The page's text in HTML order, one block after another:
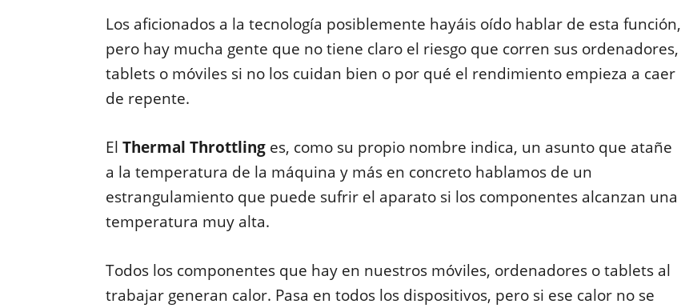
Los aficionados a la tecnología posiblemente hayáis oído hablar de esta función,
pero hay mucha gente que no tiene claro el riesgo que corren sus ordenadores,
tablets o móviles si no los cuidan bien o por qué el rendimiento empieza a caer
de repente.
El Thermal Throttlinges, como su propio nombre indica, un asunto que atañe
a la temperatura de la máquina y más en concreto hablamos de un
estrangulamiento que puede sufrir el aparato si los componentes alcanzan una
temperatura muy alta.
Todos los componentes que hay en nuestros móviles, ordenadores o tablets al
trabajar generan calor. Pasa en todos los dispositivos, pero si ese calor no se